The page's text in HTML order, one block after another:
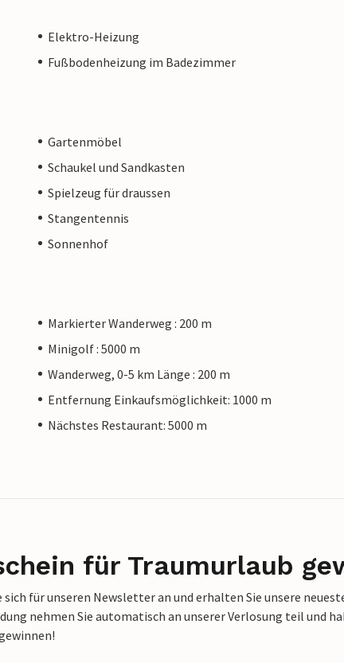
Elektro-Heizung
Fußbodenheizung im Badezimmer
Gartenmöbel
Schaukel und Sandkasten
Spielzeug für draussen
Stangentennis
Sonnenhof
Markierter Wanderweg : 200 m
Minigolf : 5000 m
Wanderweg, 0-5 km Länge : 200 m
Entfernung Einkaufsmöglichkeit: 1000 m
Nächstes Restaurant: 5000 m
für Traumurlaub
sich für unseren Newsletter an und erhalten Sie unsere
nehmen Sie automatisch an unserer Verlosung teil und